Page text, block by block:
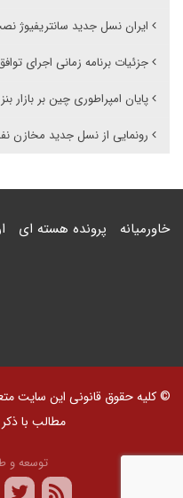
ایران نسل جدید سانتریفیوژ
جزئیات برنامه زمانی اجرای
پایان امپراطوری چین بر بازار
رونمایی از نسل جدید مخازن
خاورمیانه پرونده هسته ای
© کلیه حقوق قانونی این سایت
مطالب با
توسعه و